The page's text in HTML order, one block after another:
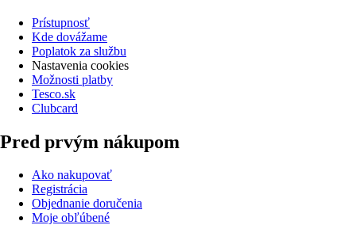
Prístupnosť
Kde dovážame
Poplatok za službu
Nastavenia cookies
Možnosti platby
Tesco.sk
Clubcard
Pred prvým nákupom
Ako nakupovať
Registrácia
Objednanie doručenia
Moje obľúbené